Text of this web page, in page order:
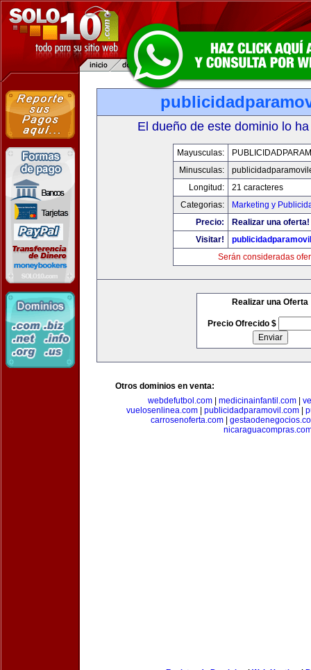
El dueño de este dominio lo
Mayusculas:
Minusculas:
Longitud:
21 caracteres
Categorias:
Marketing y
Precio:
Realizar una oferta!
Visitar!
Serán consideradas
Realizar una Oferta
Precio Ofrecido $
Otros dominios en venta:
webdefutbol.com| medicinainfantil.com|
vuelosenlinea.com
publicidadparamovil.com
carrosenoferta.com